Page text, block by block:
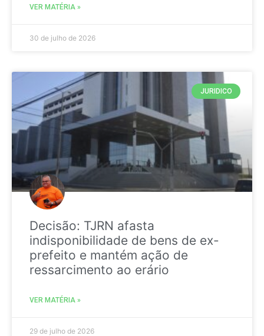
VER MATÉRIA »
30 de julho de 2026
JURIDICO
Decisão: TJRN afasta
indisponibilidade de bens de ex-
prefeito e mantém ação de
ressarcimento ao erário
VER MATÉRIA »
29 de julho de 2026